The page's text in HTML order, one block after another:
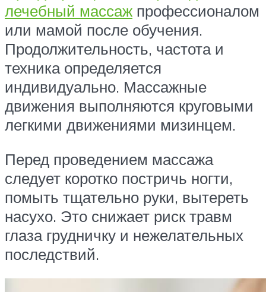
лечебный массаж профессионалом
или мамой после обучения.
Продолжительность, частота и
техника определяется
индивидуально. Массажные
движения выполняются круговыми
легкими движениями мизинцем.
Перед проведением массажа
следует коротко постричь ногти,
помыть тщательно руки, вытереть
насухо. Это снижает риск травм
глаза грудничку и нежелательных
последствий.